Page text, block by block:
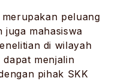
peluang
juga mahasiswa
di wilayah
menjalin
pihak SKK